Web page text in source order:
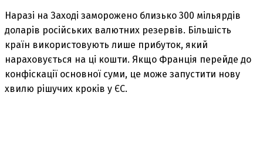
Наразі на Заході заморожено близько 300 мільярдів
доларів російських валютних резервів. Більшість
країн використовують лише прибуток, який
нараховується на ці кошти. Якщо Франція перейде до
конфіскації основної суми, це може запустити нову
хвилю рішучих кроків у ЄС.